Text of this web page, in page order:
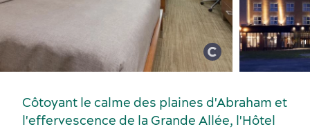
Congrès, réunions et expositions
Côtoyant le calme des plaines d'Abraham et
l'effervescence de la Grande Allée, l'Hôtel